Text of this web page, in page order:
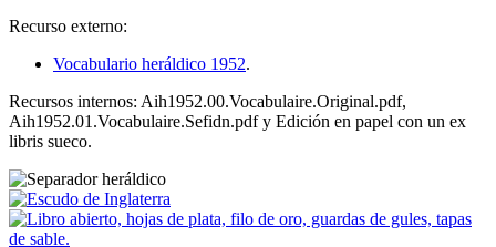
Recurso externo:
Vocabulario heráldico 1952.
Recursos internos: Aih1952.00.Vocabulaire.Original.pdf,
Aih1952.01.Vocabulaire.Sefidn.pdf y Edición en papel con un ex
libris sueco.